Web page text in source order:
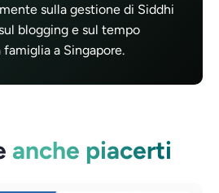
sulla gestione di Siddhi
blogging e sul tempo
a Singapore.
anche piacerti